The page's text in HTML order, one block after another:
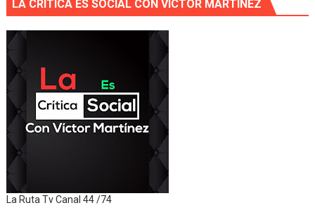
LA CRITICA ES SOCIAL CON VÍCTOR MARTÍNEZ
La Ruta Tv Canal 44 /74